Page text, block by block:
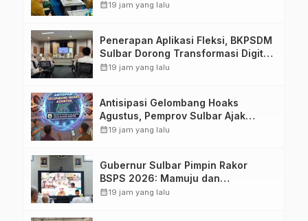
Sakit TK. III Punggawa Malolo
calendar_month19 jam yang lalu
Penerapan Aplikasi Fleksi, BKPSDM
Sulbar Dorong Transformasi Digital
Sistem Kehadiran ASN
calendar_month19 jam yang lalu
Antisipasi Gelombang Hoaks
Agustus, Pemprov Sulbar Ajak
Warga Jaga Ruang Digital
calendar_month19 jam yang lalu
Gubernur Sulbar Pimpin Rakor
BSPS 2026: Mamuju dan
Pasangkayu Masih Nol Realisasi
calendar_month19 jam yang lalu